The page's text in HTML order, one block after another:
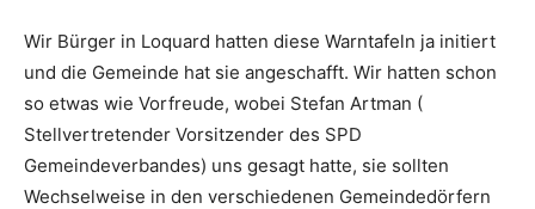
Wir Bürger in Loquard hatten diese Warntafeln ja initiert
und die Gemeinde hat sie angeschafft. Wir hatten schon
so etwas wie Vorfreude, wobei Stefan Artman (
Stellvertretender Vorsitzender des SPD
Gemeindeverbandes) uns gesagt hatte, sie sollten
Wechselweise in den verschiedenen Gemeindedörfern